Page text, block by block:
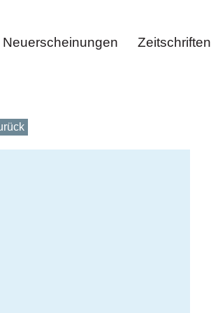
Neuerscheinungen Zeitschriften